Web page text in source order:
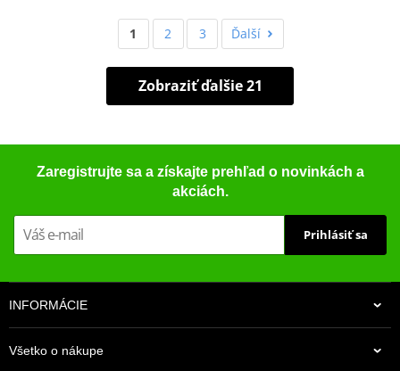
1 2 3 Ďalší
Zobraziť ďalšie 21
Zaregistrujte sa a získajte prehľad o novinkách a
akciách.
Prihlásiť sa
INFORMÁCIE
Všetko o nákupe